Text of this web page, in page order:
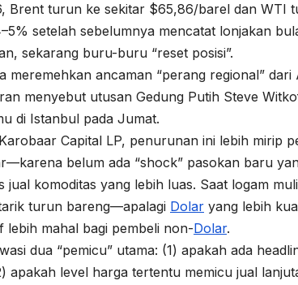
Brent turun ke sekitar $65,86/barel dan
setelah sebelumnya mencatat lonjakan
sekarang buru-buru “reset posisi”.
meremehkan ancaman “perang regional” dari
menyebut utusan Gedung Putih Steve
di Istanbul pada Jumat.
Capital LP, penurunan ini lebih mirip
belum ada “shock” pasokan baru
jual komoditas yang lebih luas. Saat logam
turun bareng—apalagi Dolar yang lebih
lebih mahal bagi pembeli non-Dolar.
dua “pemicu” utama: (1) apakah ada
apakah level harga tertentu memicu jual